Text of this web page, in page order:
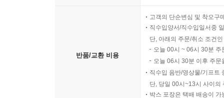
반품/교환 비용
고객의 단순변심 및 착오구
직수입양서/직수입일서중
단, 아래의 주문/취소 조건
오늘 00시 ~ 06시 30분
오늘 06시 30분 이후 주
직수입 음반/영상물/기프트
단, 당일 00시~13시 사이의
박스 포장은 택배 배송이